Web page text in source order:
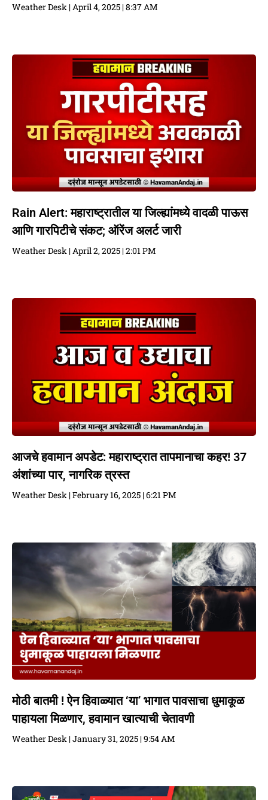
Weather Desk April 4, 2025 8:37 AM
Rain Alert: महाराष्ट्रातील या जिल्ह्यांमध्ये वादळी पाऊस
आणि गारपिटीचे संकट; ऑरेंज अलर्ट जारी
Weather Desk April 2, 2025 2:01 PM
आजचे हवामान अपडेट: महाराष्ट्रात तापमानाचा कहर! 37
अंशांच्या पार, नागरिक त्रस्त
Weather Desk February 16, 2025 6:21 PM
मोठी बातमी ! ऐन हिवाळ्यात ‘या’ भागात पावसाचा धुमाकूळ
पाहायला मिळणार, हवामान खात्याची चेतावणी
Weather Desk January 31, 2025 9:54 AM